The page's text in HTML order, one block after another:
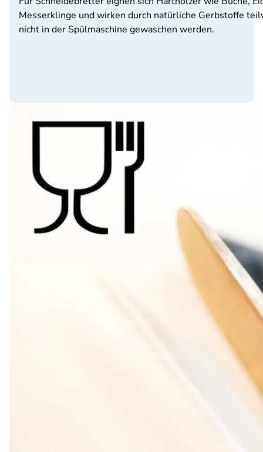
Messerklinge und wirken durch natürliche Gerbstoffe
nicht in der Spülmaschine gewaschen werden.